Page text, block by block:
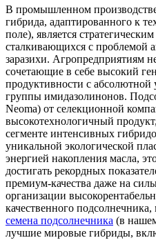
В промышленном
гибрида, адаптированного к
поле), является
сталкивающихся с проблемой
заразихи. Агропредприятиям
сочетающие в себе высокий
продуктивности с
группы имидазолинонов.
Neoma) от селекционной
высокотехнологичный
сегменте интенсивных
уникальной экологической
энергией накопления масла,
достигать рекордных
премиум-качества даже на
организации
качественного
семена подсолнечника (в
лучшие мировые гибриды,